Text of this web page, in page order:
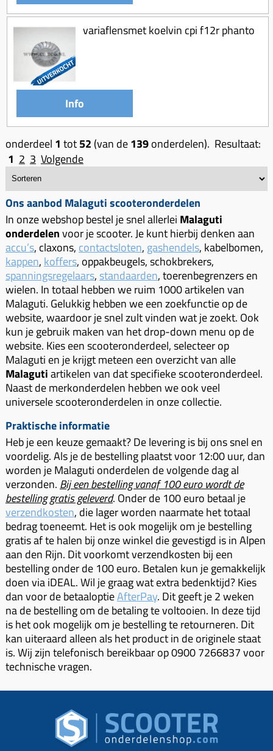
variaflensmet koelvin cpi f12r phanto
Info
onderdeel 1 tot52 (van de139onderdelen). Resultaat:
1 2 3 Volgende
Ons aanbod Malaguti scooteronderdelen
In onze webshop bestel je snel allerlei Malaguti
onderdelenvoor je scooter. Je kunt hierbij denken aan
accu’s, claxons, contactsloten, gashendels, kabelbomen,
kappen, koffers, oppakbeugels, schokbrekers,
spanningsregelaars, standaarden, toerenbegrenzers en
wielen. In totaal hebben we ruim 1000 artikelen van
Malaguti. Gelukkig hebben we een zoekfunctie op de
website, waardoor je snel zult vinden wat je zoekt. Ook
kun je gebruik maken van het drop-down menu op de
website. Kies een scooteronderdeel, selecteer op
Malaguti en je krijgt meteen een overzicht van alle
Malagutiartikelen van dat specifieke scooteronderdeel.
Naast de merkonderdelen hebben we ook veel
universele scooteronderdelen in onze collectie.
Praktische informatie
Heb je een keuze gemaakt? De levering is bij ons snel en
voordelig. Als je de bestelling plaatst voor 12:00 uur, dan
worden je Malaguti onderdelen de volgende dag al
verzonden. Bij een bestelling vanaf 100 euro wordt de
bestelling gratis geleverd. Onder de 100 euro betaal je
verzendkosten, die lager worden naarmate het totaal
bedrag toeneemt. Het is ook mogelijk om je bestelling
gratis af te halen bij onze winkel die gevestigd is in Alpen
aan den Rijn. Dit voorkomt verzendkosten bij een
bestelling onder de 100 euro. Betalen kun je gemakkelijk
doen via iDEAL. Wil je graag wat extra bedenktijd? Kies
dan voor de betaaloptieAfterPay. Dit geeft je 2 weken
na de bestelling om de betaling te voltooien. In deze tijd
is het ook mogelijk om je bestelling te retourneren. Dit
kan uiteraard alleen als het product in de originele staat
is. Wij zijn telefonisch bereikbaar op 0900 7266837 voor
technische vragen.